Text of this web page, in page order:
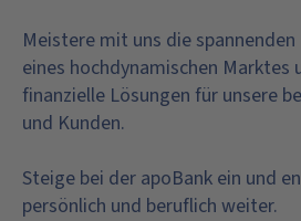
Meistere mit uns die
eines hochdynamischen Marktes
finanzielle Lösungen für unsere
und Kunden.
Steige bei der apoBank ein und
persönlich und beruflich weiter.